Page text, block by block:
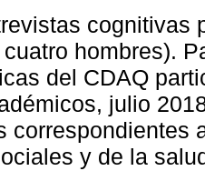
cognitivas
hombres).
del CDAQ
julio
correspondientes
y de la